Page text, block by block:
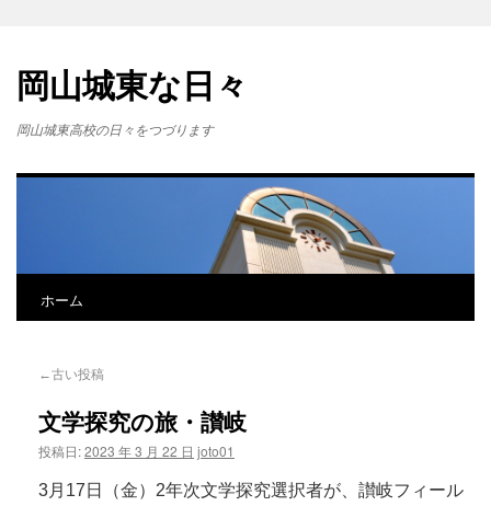
岡山城東な日々
岡山城東高校の日々をつづります
ホーム
←古い投稿
文学探究の旅・讃岐
投稿日:2023 年 3 月 22 日 joto01
3月17日（金）2年次文学探究選択者が、讃岐フィール